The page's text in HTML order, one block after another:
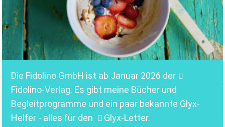
Die Fidolino GmbH ist ab Januar 2026 der
Fidolino-Verlag. Es gibt meine Bücher und
Begleitprogramme und ein paar bekannte Glyx-
Helfer - alles für den
Glyx-Letter.